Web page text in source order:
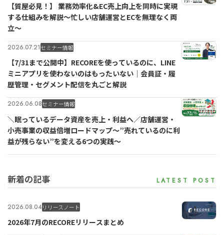
【質屋必見！】 業務効率化&EC売上向上を同時に実現
する仕組みを解説〜忙しい店舗運営とECを無理なく両
立〜
2026.07.21セミナー情報
【7/31まで公開中】RECOREを使っているのに、LINE
ミニアプリを使わないのはもったいない｜会員証・履
歴管理・セグメント配信を丸ごと解説
2026.06.08セミナー情報
＼眠っているデータ資産を売上・利益へ／店舗運営・
小売事業の収益倍増ロードマップ～”売れているのに利
益が残らない”を変える6つの実践～
新着の記事
2026.08.04リリースノート
2026年7月のRECOREリリースまとめ